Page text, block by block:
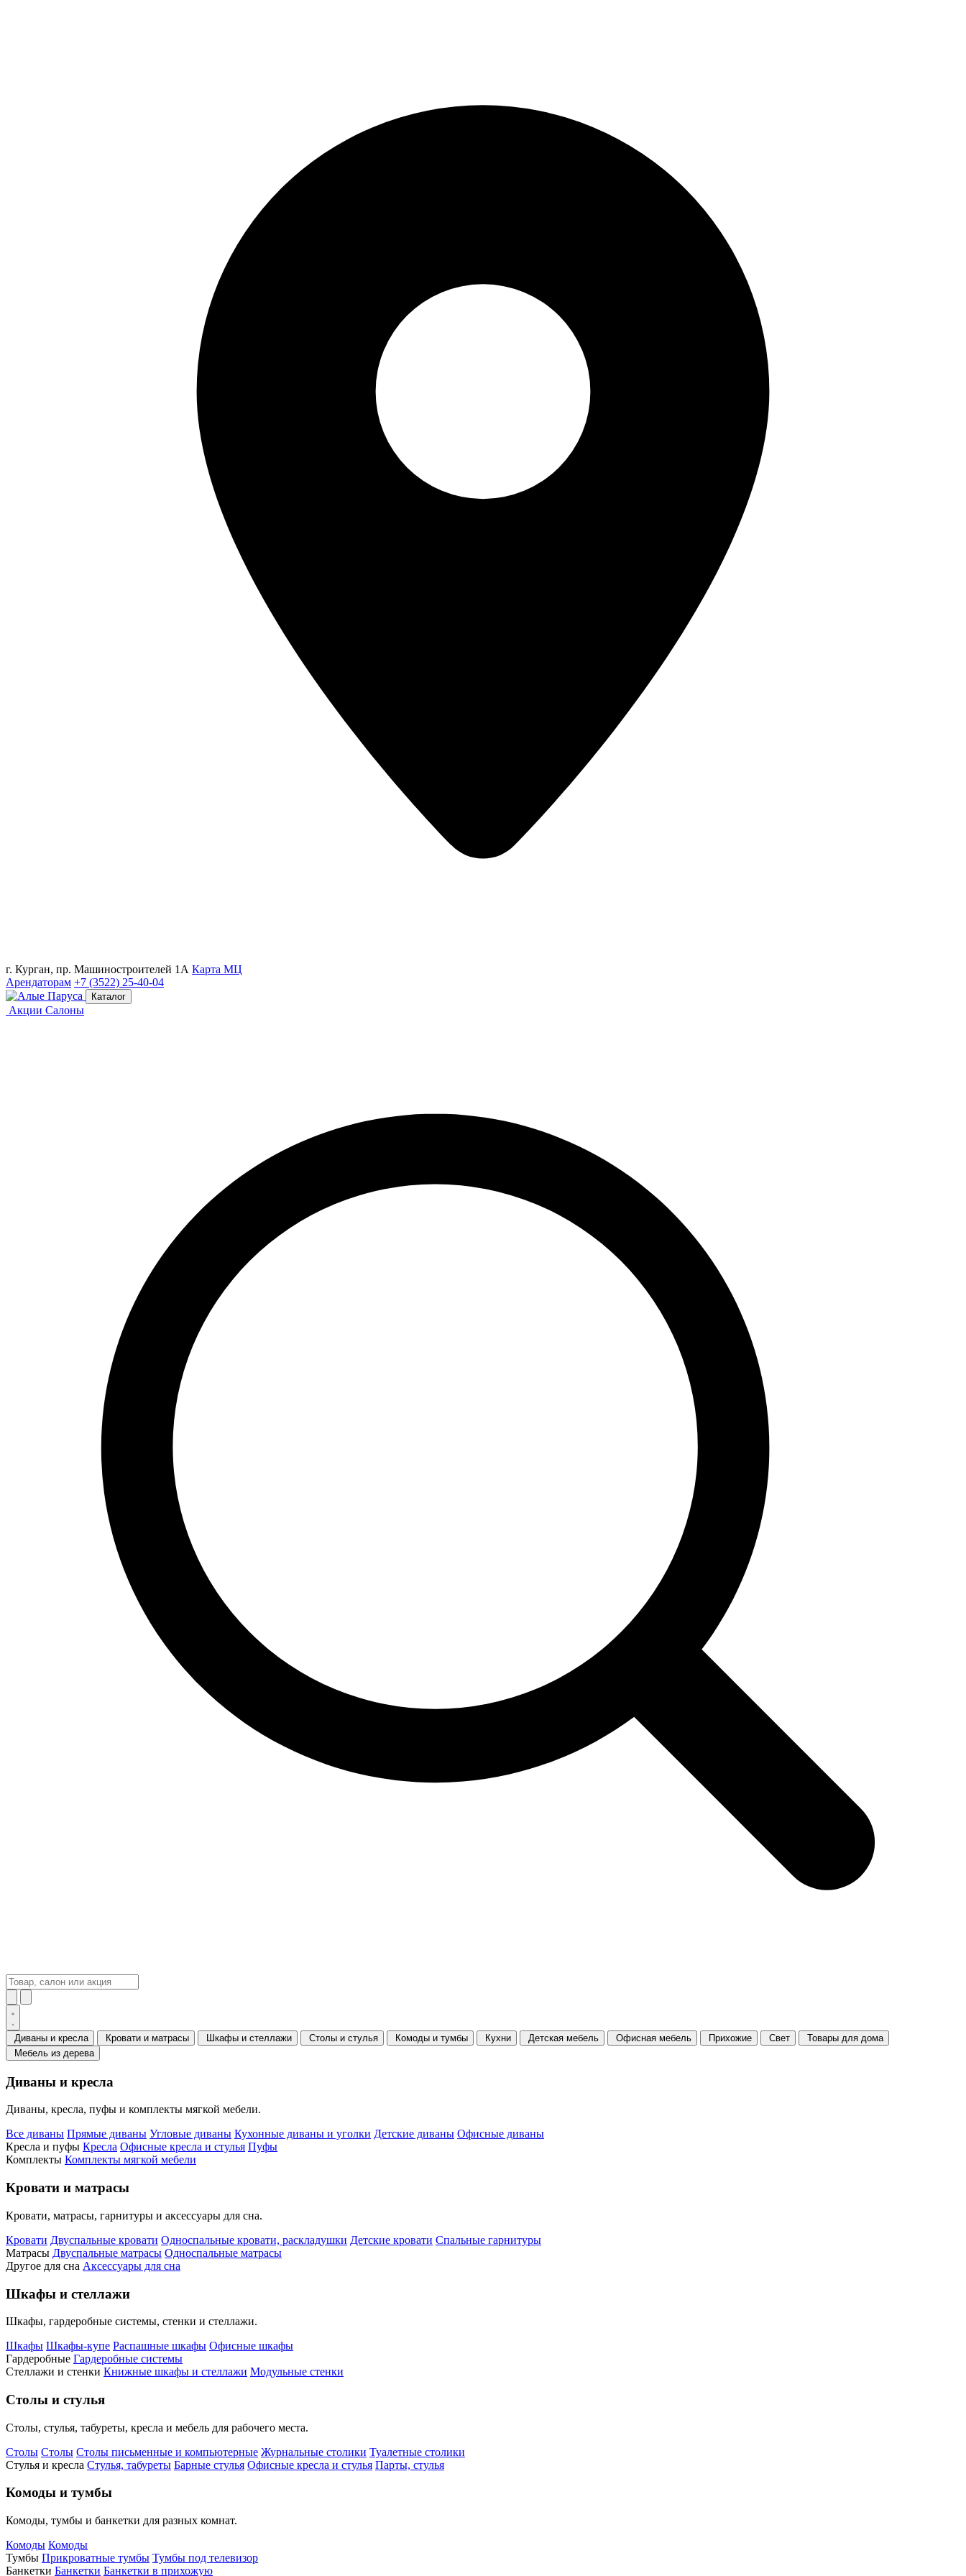
г. Курган, пр. Машиностроителей 1А Карта МЦ
Арендаторам +7 (3522) 25-40-04
Каталог
Акции Салоны
Диваны и кресла Кровати и матрасы Шкафы и стеллажи Столы и стулья Комоды и тумбы Кухни Детская мебель Офисная мебель Прихожие Свет
Товары для дома
Мебель из дерева
Диваны и кресла
Диваны, кресла, пуфы и комплекты мягкой мебели.
Все диваны Прямые диваны Угловые диваны Кухонные диваны и уголки Детские диваны Офисные диваны
Кресла и пуфы Кресла Офисные кресла и стулья Пуфы
Комплекты Комплекты мягкой мебели
Кровати и матрасы
Кровати, матрасы, гарнитуры и аксессуары для сна.
Кровати Двуспальные кровати Односпальные кровати, раскладушки Детские кровати Спальные гарнитуры
Матрасы Двуспальные матрасы Односпальные матрасы
Другое для сна Аксессуары для сна
Шкафы и стеллажи
Шкафы, гардеробные системы, стенки и стеллажи.
Шкафы Шкафы-купе Распашные шкафы Офисные шкафы
Гардеробные Гардеробные системы
Стеллажи и стенки Книжные шкафы и стеллажи Модульные стенки
Столы и стулья
Столы, стулья, табуреты, кресла и мебель для рабочего места.
Столы Столы Столы письменные и компьютерные Журнальные столики Туалетные столики
Стулья и кресла Стулья, табуреты Барные стулья Офисные кресла и стулья Парты, стулья
Комоды и тумбы
Комоды, тумбы и банкетки для разных комнат.
Комоды Комоды
Тумбы Прикроватные тумбы Тумбы под телевизор
Банкетки Банкетки Банкетки в прихожую